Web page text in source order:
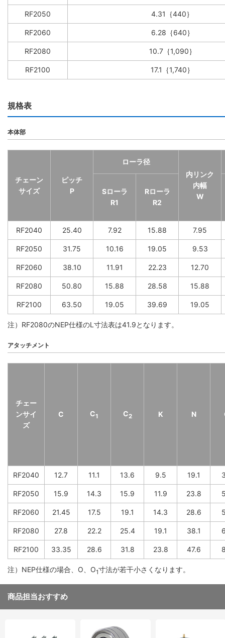
RF2050 4.31｛440｝
RF2060 6.28｛640｝
RF2080 10.7｛1,090｝
RF2100 17.1｛1,740｝
規格表
本体部
チェーン
サイズ
ピッチ
P
ローラ径
内リンク
内幅
W
Sローラ
R1
Rローラ
R2
RF2040 25.40 7.92 15.88 7.95
RF2050 31.75 10.16 19.05 9.53
RF2060 38.10 11.91 22.23 12.70
RF2080 50.80 15.88 28.58 15.88
RF2100 63.50 19.05 39.69 19.05
注）RF2080のNEP仕様のL寸法表は41.9となります。
アタッチメント
チェー
ンサイ
ズ
C C1 C2 K N
RF2040 12.7 11.1 13.6 9.5 19.1
RF2050 15.9 14.3 15.9 11.9 23.8
RF2060 21.45 17.5 19.1 14.3 28.6
RF2080 27.8 22.2 25.4 19.1 38.1
RF2100 33.35 28.6 31.8 23.8 47.6
注）NEP仕様の場合、O、O1寸法が若干小さくなります。
商品担当おすすめ